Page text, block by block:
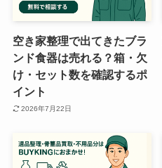
空き家整理で出てきたブラ
ンド食器は売れる？箱・欠
け・セット数を確認するポ
イント
2026年7月22日